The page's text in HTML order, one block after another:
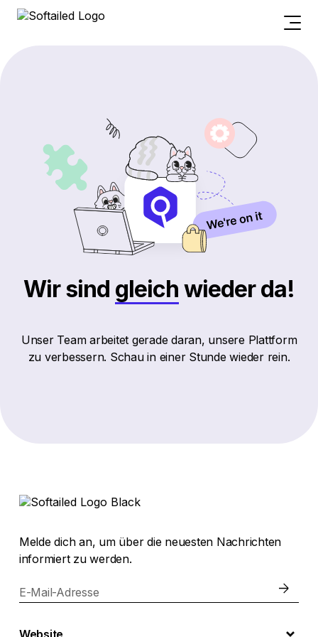
Wir sind gleich wieder da!
Unser Team arbeitet gerade daran, unsere Plattform
zu verbessern. Schau in einer Stunde wieder rein.
Melde dich an, um über die neuesten Nachrichten
informiert zu werden.
E-Mail-Adresse
Website